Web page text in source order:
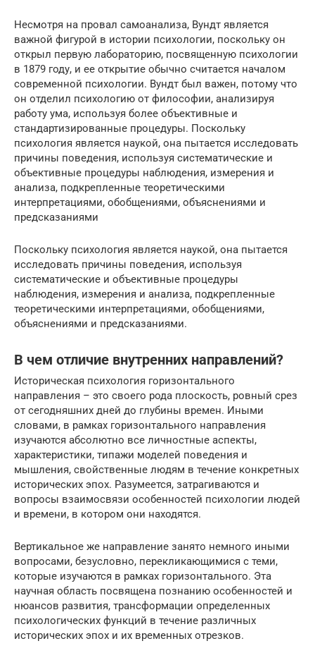
Несмотря на провал самоанализа, Вундт является
важной фигурой в истории психологии, поскольку он
открыл первую лабораторию, посвященную психологии
в 1879 году, и ее открытие обычно считается началом
современной психологии. Вундт был важен, потому что
он отделил психологию от философии, анализируя
работу ума, используя более объективные и
стандартизированные процедуры. Поскольку
психология является наукой, она пытается исследовать
причины поведения, используя систематические и
объективные процедуры наблюдения, измерения и
анализа, подкрепленные теоретическими
интерпретациями, обобщениями, объяснениями и
предсказаниями
Поскольку психология является наукой, она пытается
исследовать причины поведения, используя
систематические и объективные процедуры
наблюдения, измерения и анализа, подкрепленные
теоретическими интерпретациями, обобщениями,
объяснениями и предсказаниями.
В чем отличие внутренних направлений?
Историческая психология горизонтального
направления – это своего рода плоскость, ровный срез
от сегодняшних дней до глубины времен. Иными
словами, в рамках горизонтального направления
изучаются абсолютно все личностные аспекты,
характеристики, типажи моделей поведения и
мышления, свойственные людям в течение конкретных
исторических эпох. Разумеется, затрагиваются и
вопросы взаимосвязи особенностей психологии людей
и времени, в котором они находятся.
Вертикальное же направление занято немного иными
вопросами, безусловно, перекликающимися с теми,
которые изучаются в рамках горизонтального. Эта
научная область посвящена познанию особенностей и
нюансов развития, трансформации определенных
психологических функций в течение различных
исторических эпох и их временных отрезков.